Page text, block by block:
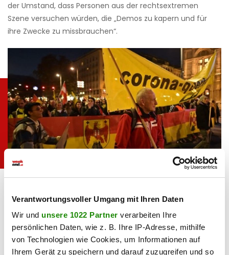
Verantwortungsvoller Umgang mit Ihren Daten
Wir und unsere 1022 Partner verarbeiten Ihre
persönlichen Daten, wie z. B. Ihre IP-Adresse, mithilfe
von Technologien wie Cookies, um Informationen auf
Ihrem Gerät zu speichern und darauf zuzugreifen und so
der Umstand, dass Personen aus der rechtsextremen
Szene versuchen würden, die „Demos zu kapern und für
ihre Zwecke zu missbrauchen“.
Die „Corona Querfront“ um Neonazi Gottfried
JOE KLAMAR / AFP /
Küssel, Sellner und Co.
Vor allem die „ Corona-Querfront“ von Neonazi Gottfried
Küssel und die „Identitären“ um Martin Sellner, führten den